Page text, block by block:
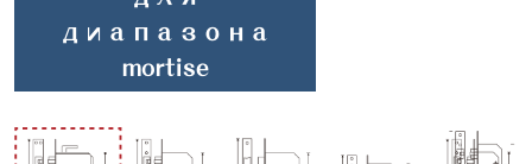
диапазона
mortise